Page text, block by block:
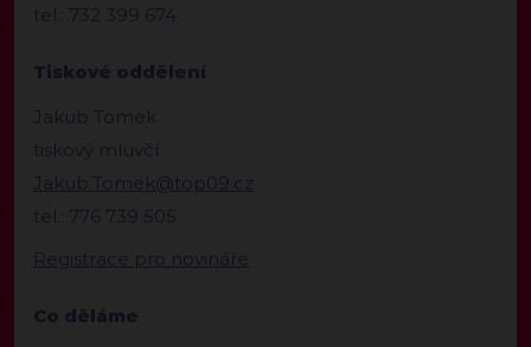
tel.: 732 399 674
Tiskové oddělení
Jakub Tomek
tiskový mluvčí
Jakub.Tomek@top09.cz
tel.: 776 739 505
Registrace pro novináře
Co děláme